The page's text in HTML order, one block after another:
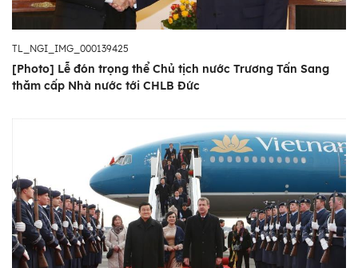
TL_NGI_IMG_000139425
[Photo] Lễ đón trọng thể Chủ tịch nước Trương Tấn Sang
thăm cấp Nhà nước tới CHLB Đức